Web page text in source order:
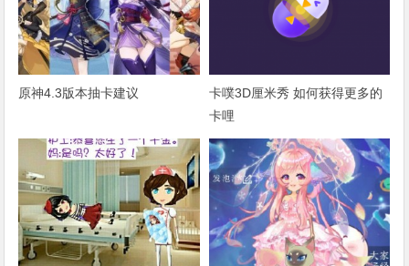
原神4.3版本抽卡建议
卡噗3D厘米秀 如何获得更多的
卡哩